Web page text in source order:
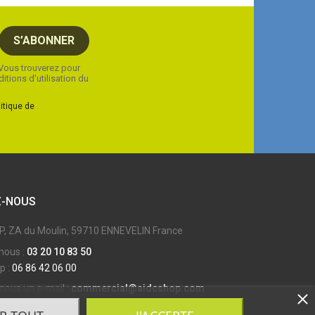
trouverez pour
d'utilisation du
de
NOUS
ZA du Moulin, 59710 ENNEVELIN France
: 03 20 10 83 50
: 06 86 42 06 00
un e-mail : commercial@aidcshop.com